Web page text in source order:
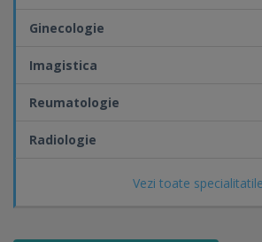
Angioplastie periferica cu/
Embolizari uterine
Chemoembolizari hepatice
Nucleoplastie
Vezi toate specialitatile
Ginecologie
Imagistica
Reumatologie
Radiologie